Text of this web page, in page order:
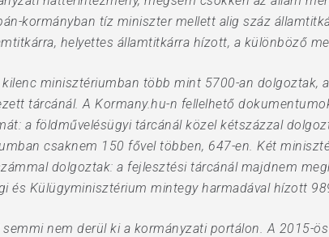
kormányban tíz miniszter mellett alig száz
helyettes államtitkárra hízott, a különböző
minisztériumban több mint 5700-an dolgoztak,
tárcánál. A Kormany.hu-n fellelhető
a földművelésügyi tárcánál közel kétszázzal
csaknem 150 fővel többen, 647-en. Két
dolgoztak: a fejlesztési tárcánál majdnem
és Külügyminisztérium mintegy harmadával hízott
nem derül ki a kormányzati portálon. A 2015-